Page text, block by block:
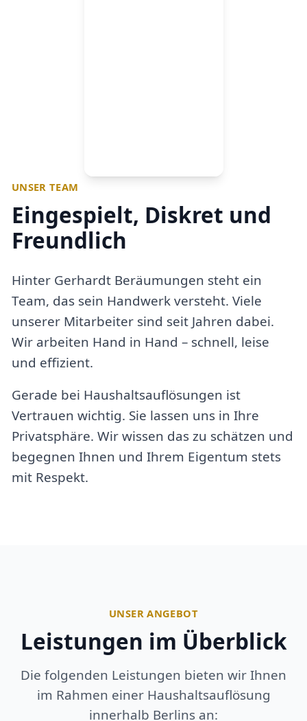
UNSER TEAM
Eingespielt, Diskret und
Freundlich
Hinter Gerhardt Beräumungen steht ein
Team, das sein Handwerk versteht. Viele
unserer Mitarbeiter sind seit Jahren dabei.
Wir arbeiten Hand in Hand – schnell, leise
und effizient.
Gerade bei Haushaltsauflösungen ist
Vertrauen wichtig. Sie lassen uns in Ihre
Privatsphäre. Wir wissen das zu schätzen und
begegnen Ihnen und Ihrem Eigentum stets
mit Respekt.
UNSER ANGEBOT
Leistungen im Überblick
Die folgenden Leistungen bieten wir Ihnen
im Rahmen einer Haushaltsauflösung
innerhalb Berlins an: